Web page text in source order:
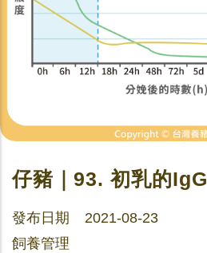
仔豬｜93. 初乳的IgG
發布日期 2021-08-23
飼養管理